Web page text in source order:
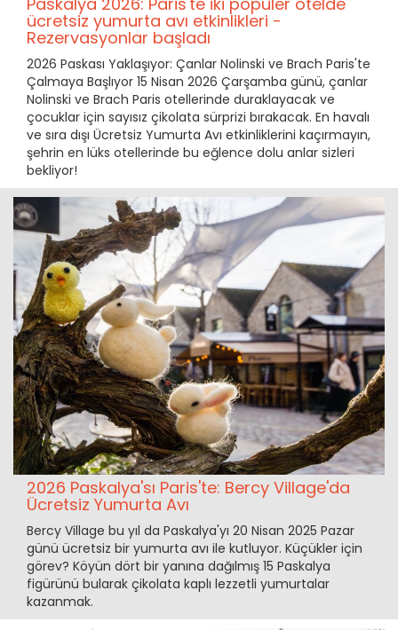
ücretsiz yumurta avı etkinlikleri -
Rezervasyonlar başladı
2026 Paskası Yaklaşıyor: Çanlar Nolinski ve Brach Paris'te
Çalmaya Başlıyor 15 Nisan 2026 Çarşamba günü, çanlar
Nolinski ve Brach Paris otellerinde duraklayacak ve
çocuklar için sayısız çikolata sürprizi bırakacak. En havalı
ve sıra dışı Ücretsiz Yumurta Avı etkinliklerini kaçırmayın,
şehrin en lüks otellerinde bu eğlence dolu anlar sizleri
bekliyor!
2026 Paskalya'sı Paris'te: Bercy Village'da
Ücretsiz Yumurta Avı
Bercy Village bu yıl da Paskalya'yı 20 Nisan 2025 Pazar
günü ücretsiz bir yumurta avı ile kutluyor. Küçükler için
görev? Köyün dört bir yanına dağılmış 15 Paskalya
figürünü bularak çikolata kaplı lezzetli yumurtalar
kazanmak.